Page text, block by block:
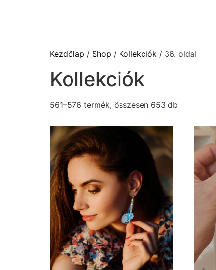
Kezdőlap / Shop / Kollekciók / 36. oldal
Kollekciók
561–576 termék, összesen 653 db